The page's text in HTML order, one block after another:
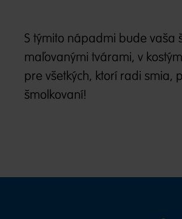
S týmito nápadmi bude vaša
maľovanými tvárami, v
pre všetkých, ktorí radi smia,
šmolkovaní!